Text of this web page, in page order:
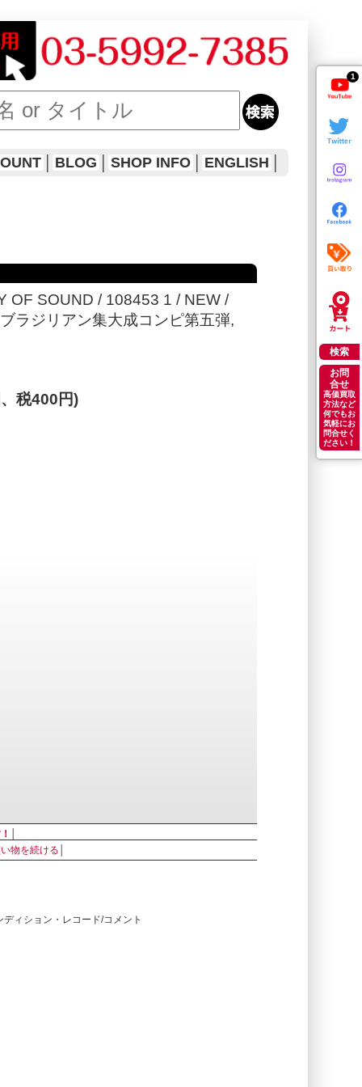
1
検索
お問
合せ
高価買取
方法など
何でもお
気軽にお
問合せく
ださい！
BLOG SHOP INFO ENGLISH
OF SOUND / 108453 1 / NEW /
ラジリアン集大成コンピ第五弾,
税400円)
物を続ける
ィション・レコード/コメント